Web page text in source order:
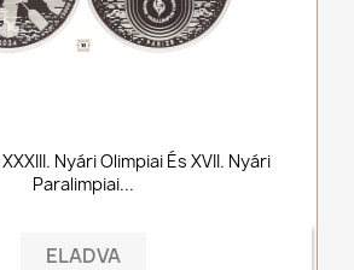
Nyári Olimpiai És XVII. Nyári
Paralimpiai...
ELADVA